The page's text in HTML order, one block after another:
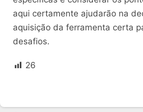
aqui certamente ajudarão na
aquisição da ferramenta certa
desafios.
26